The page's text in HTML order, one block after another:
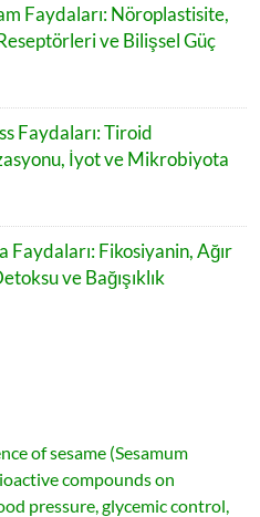
Faydaları: Nöroplastisite,
ve Bilişsel Güç
Faydaları: Tiroid
İyot ve Mikrobiyota
Faydaları: Fikosiyanin, Ağır
ve Bağışıklık
of sesame (Sesamum
compounds on
pressure, glycemic control,